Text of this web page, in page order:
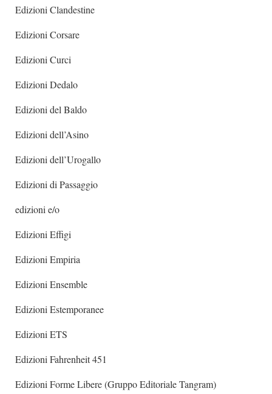
Edizioni Clandestine
Edizioni Corsare
Edizioni Curci
Edizioni Dedalo
Edizioni del Baldo
Edizioni dell’Asino
Edizioni dell’Urogallo
Edizioni di Passaggio
edizioni e/o
Edizioni Effigi
Edizioni Empiria
Edizioni Ensemble
Edizioni Estemporanee
Edizioni ETS
Edizioni Fahrenheit 451
Edizioni Forme Libere (Gruppo Editoriale Tangram)